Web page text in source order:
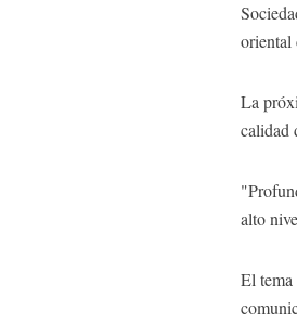
oriental
La
calidad
alto
El tema